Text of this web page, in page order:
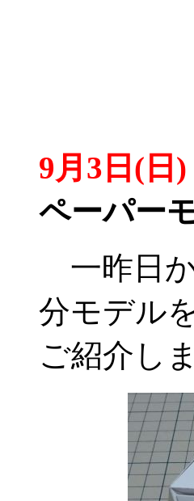
9月3日(日)
ペーパー
一昨日
分モデル
ご紹介し